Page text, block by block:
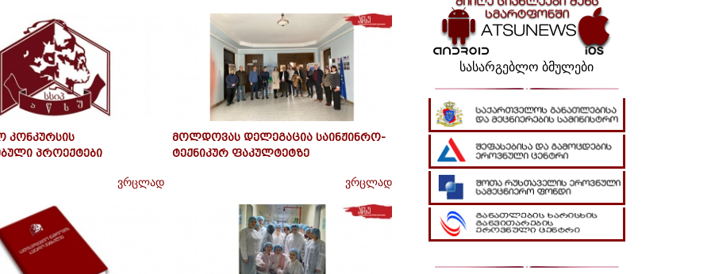
კონკურსის
პროექტები
ვრცლად
მოლდოვას დელეგაცია საინჟინრო-
ტექნიკურ ფაკულტეტზე
ვრცლად
სასარგებლო ბმულები